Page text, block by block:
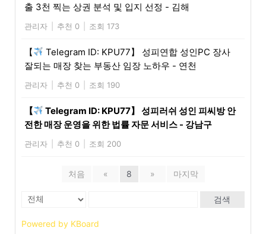
출 3천 찍는 상권 분석 및 입지 선정 - 김해
관리자 추천 0 조회 173
【
Telegram ID: KPU77】 성피연합 성인PC 장사
잘되는 매장 찾는 부동산 임장 노하우 - 연천
관리자 추천 0 조회 190
【
Telegram ID: KPU77】 성피러쉬 성인 피씨방 안
전한 매장 운영을 위한 법률 자문 서비스 - 강남구
관리자 추천 0 조회 200
처음 « 8 » 마지막
검색
Powered by KBoard